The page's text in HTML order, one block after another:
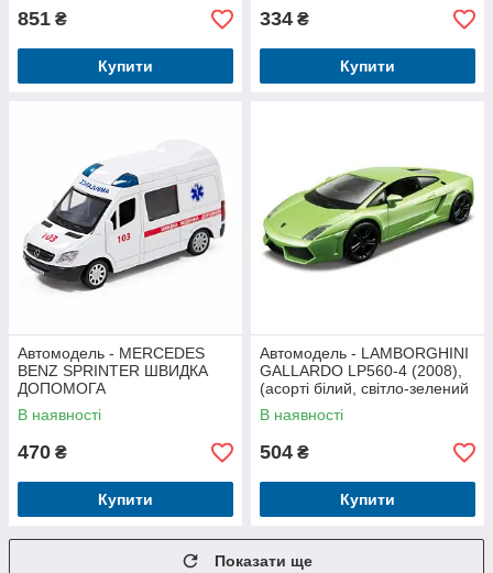
851 ₴
Купити
334 ₴
Купити
Автомодель - MERCEDES
BENZ SPRINTER ШВИДКА
ДОПОМОГА
В наявності
470 ₴
Купити
Автомодель - LAMBORGHINI
GALLARDO LP560-4 (2008),
(асортi бiлий, світло-зелений
металiк, 1:32)
В наявності
504 ₴
Купити
Показати ще